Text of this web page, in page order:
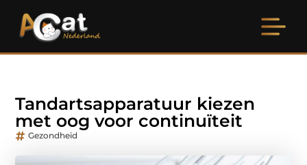
Tandartsapparatuur kiezen
met oog voor continuïteit
Gezondheid